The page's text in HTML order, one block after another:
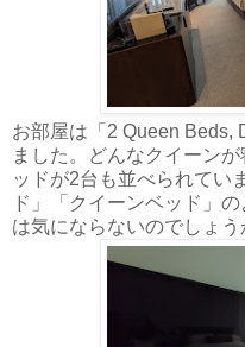
お部屋は「2 Queen Beds,
ました。どんなクイーン
ッドが2台も並べられてい
ド」「クイーンベッド」
は気にならないのでしょう